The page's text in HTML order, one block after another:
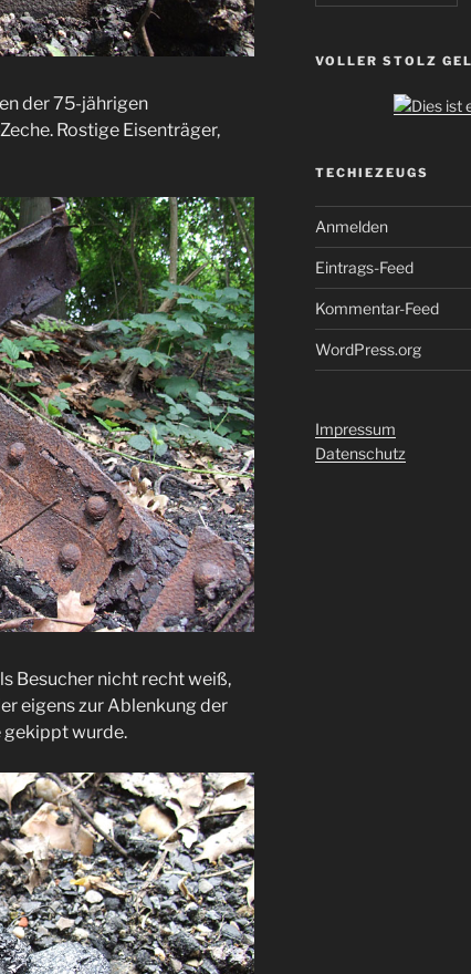
der 75-jährigen
Rostige Eisenträger,
Besucher nicht recht weiß,
eigens zur Ablenkung der
gekippt wurde.
VOLLER STOLZ
TECHIEZEUGS
Anmelden
Eintrags-Feed
Kommentar-Feed
WordPress.org
Impressum
Datenschutz